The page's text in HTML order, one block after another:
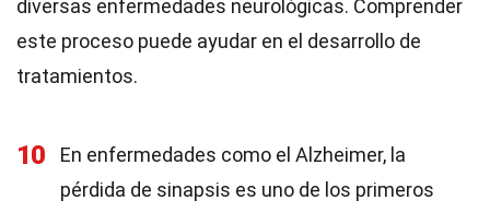
diversas enfermedades neurológicas. Comprender
este proceso puede ayudar en el desarrollo de
tratamientos.
10
En enfermedades como el Alzheimer, la
pérdida de sinapsis es uno de los primeros